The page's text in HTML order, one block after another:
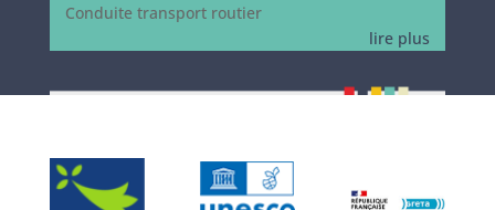
Conduite transport routier
lire plus